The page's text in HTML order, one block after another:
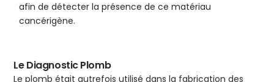
afin de détecter la présence de ce matériau
cancérigène.
Le Diagnostic Plomb
Le plomb était autrefois utilisé dans la fabrication des